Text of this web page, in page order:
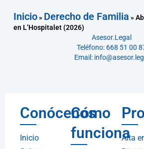
Inicio» Derecho de Familia »
en L’Hospitalet (2026)
Asesor.Legal
Teléfono: 668 51 00
Email:
Conócenos
Inicio
Cómo
funciona
Alta